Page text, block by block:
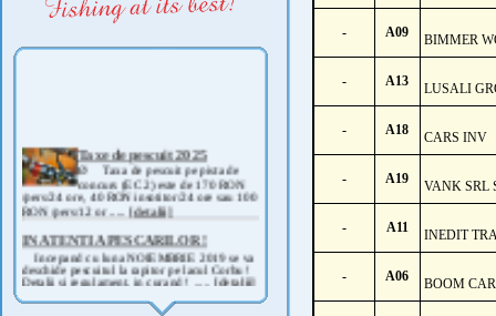
Taxe de pescuit 2025
Ø Taxa de pescuit pe pista de
concurs (EC 2) este de 170 RON
/pers/24 ore, 40 RON insotitor/24 ore sau 100
RON /pers/12 or .....[detalii]
IN ATENTIA PESCARILOR !
Incepand cu luna NOIEMBRIE 2019 se va
deschide pescuitul la rapitor pe lacul Corbu !
Detalii si regulament, in curand ! .....[detalii]
ANUNT IMPORTANT
- A09 BIMMER
- A13 LUSALI
- A18 CARS INV
- A19 VANK SRL
- A11 INEDIT
- A06 BOOM